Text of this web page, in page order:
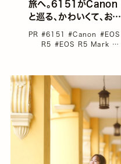
旅へ。6151がCanon
と巡る、かわいくて、おい
ポール
PR #6151#Canon #EOS
R5 #EOS R5 Mark II